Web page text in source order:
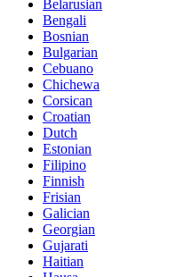
Belarusian
Bengali
Bosnian
Bulgarian
Cebuano
Chichewa
Corsican
Croatian
Dutch
Estonian
Filipino
Finnish
Frisian
Galician
Georgian
Gujarati
Haitian